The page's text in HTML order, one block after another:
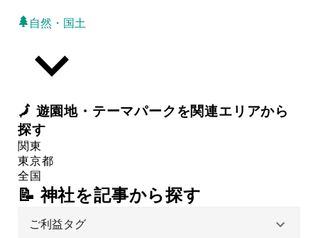
自然・国土
🗾 遊園地・テーマパーク を関連エリアから
探す
関東
東京都
全国
📝 神社を記事から探す
ご利益タグ